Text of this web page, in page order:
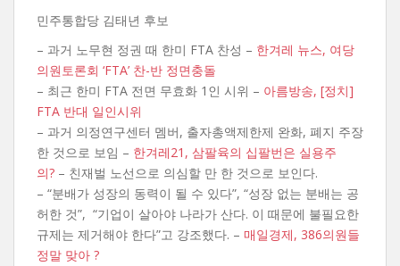
민주통합당 김태년 후보
– 과거 노무현 정권 때 한미 FTA 찬성 – 한겨레 뉴스, 여당
의원토론회 ‘FTA’ 찬-반 정면충돌
– 최근 한미 FTA 전면 무효화 1인 시위 – 아름방송, [정치]
FTA 반대 일인시위
– 과거 의정연구센터 멤버, 출자총액제한제 완화, 폐지 주장
한 것으로 보임 – 한겨레21, 삼팔육의 십팔번은 실용주
의? – 친재벌 노선으로 의심할 만 한 것으로 보인다.
– “분배가 성장의 동력이 될 수 있다”, “성장 없는 분배는 공
허한 것”, “기업이 살아야 나라가 산다. 이 때문에 불필요한
규제는 제거해야 한다”고 강조했다. – 매일경제, 386의원들
정말 맞아 ?